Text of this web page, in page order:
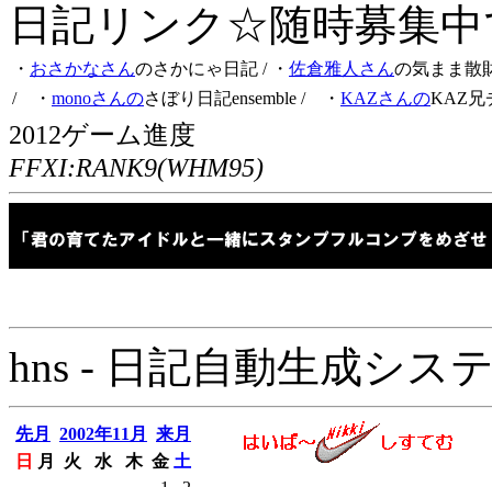
日記リンク☆随時募集
・ おさかなさんのさかにゃ日記 / ・ 佐倉雅人さんの気まま散
/ ・ monoさんのさぼり日記ensemble / ・ KAZさんのKAZ兄
2012ゲーム進度
FFXI:RANK9(WHM95)
hns - 日記自動生成シス
先月 2002年11月
来月
日
月 火 水 木 金 土